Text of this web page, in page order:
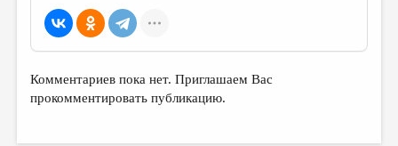
Комментариев пока нет. Приглашаем Вас
прокомментировать публикацию.